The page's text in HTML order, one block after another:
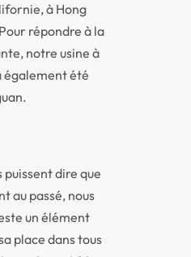
à Hong
répondre à la
notre usine à
également été
dire que
au passé, nous
un élément
place dans tous